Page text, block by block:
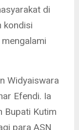
di
kondisi
Widyaiswara
Efendi. Ia
Bupati Kutim
para ASN